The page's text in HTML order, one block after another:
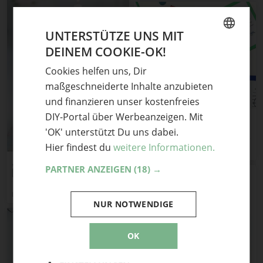
[Happy Birthday]
Happy Birthday to you –
Karte
Love Decorations
UNTERSTÜTZE UNS MIT
DEINEM COOKIE-OK!
Cookies helfen uns, Dir
maßgeschneiderte Inhalte anzubieten
und finanzieren unser kostenfreies
DIY-Portal über Werbeanzeigen. Mit
'OK' unterstützt Du uns dabei.
Hier findest du weitere Informationen.
PARTNER ANZEIGEN (18) →
OK
NUR NOTWENDIGE